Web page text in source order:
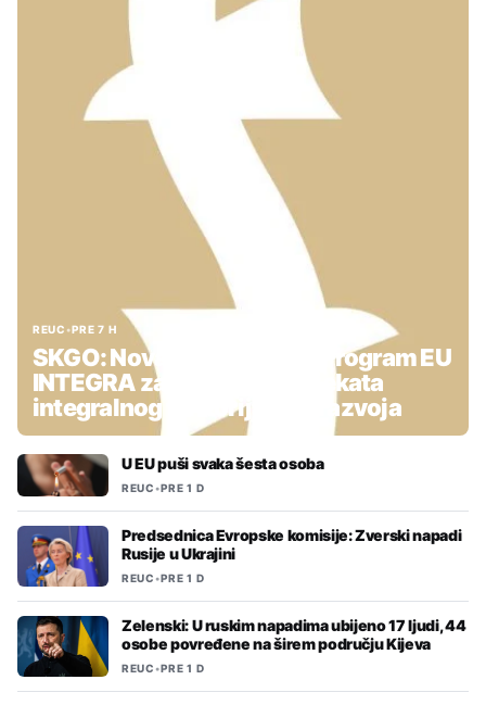
REUC •PRE 7 H
SKGO: Nova podrška kroz Program EU
INTEGRA za pripremu projekata
integralnog teritorijalnog razvoja
U EU puši svaka šesta osoba
REUC•PRE 1 D
Predsednica Evropske komisije: Zverski napadi
Rusije u Ukrajini
REUC•PRE 1 D
Zelenski: U ruskim napadima ubijeno 17 ljudi, 44
osobe povređene na širem području Kijeva
REUC•PRE 1 D